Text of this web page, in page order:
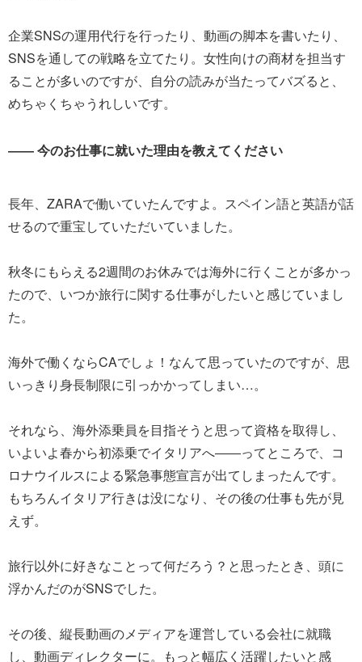
企業SNSの運用代行を行ったり、動画の脚本を書いたり、
SNSを通しての戦略を立てたり。女性向けの商材を担当す
ることが多いのですが、自分の読みが当たってバズると、
めちゃくちゃうれしいです。
―― 今のお仕事に就いた理由を教えてください
長年、ZARAで働いていたんですよ。スペイン語と英語が話
せるので重宝していただいていました。
秋冬にもらえる2週間のお休みでは海外に行くことが多かっ
たので、いつか旅行に関する仕事がしたいと感じていまし
た。
海外で働くならCAでしょ！なんて思っていたのですが、思
いっきり身長制限に引っかかってしまい…。
それなら、海外添乗員を目指そうと思って資格を取得し、
いよいよ春から初添乗でイタリアへ――ってところで、コ
ロナウイルスによる緊急事態宣言が出てしまったんです。
もちろんイタリア行きは没になり、その後の仕事も先が見
えず。
旅行以外に好きなことって何だろう？と思ったとき、頭に
浮かんだのがSNSでした。
その後、縦長動画のメディアを運営している会社に就職
し、動画ディレクターに。もっと幅広く活躍したいと感